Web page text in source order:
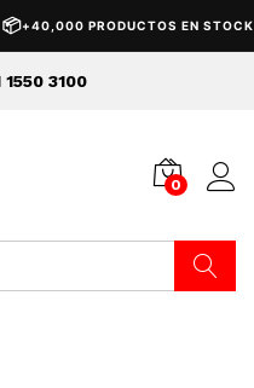
+40,000 PRODUCTOS EN STOCK
1550 3100
0